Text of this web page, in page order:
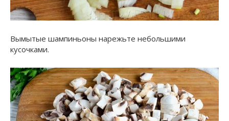
Вымытые шампиньоны нарежьте небольшими
кусочками.